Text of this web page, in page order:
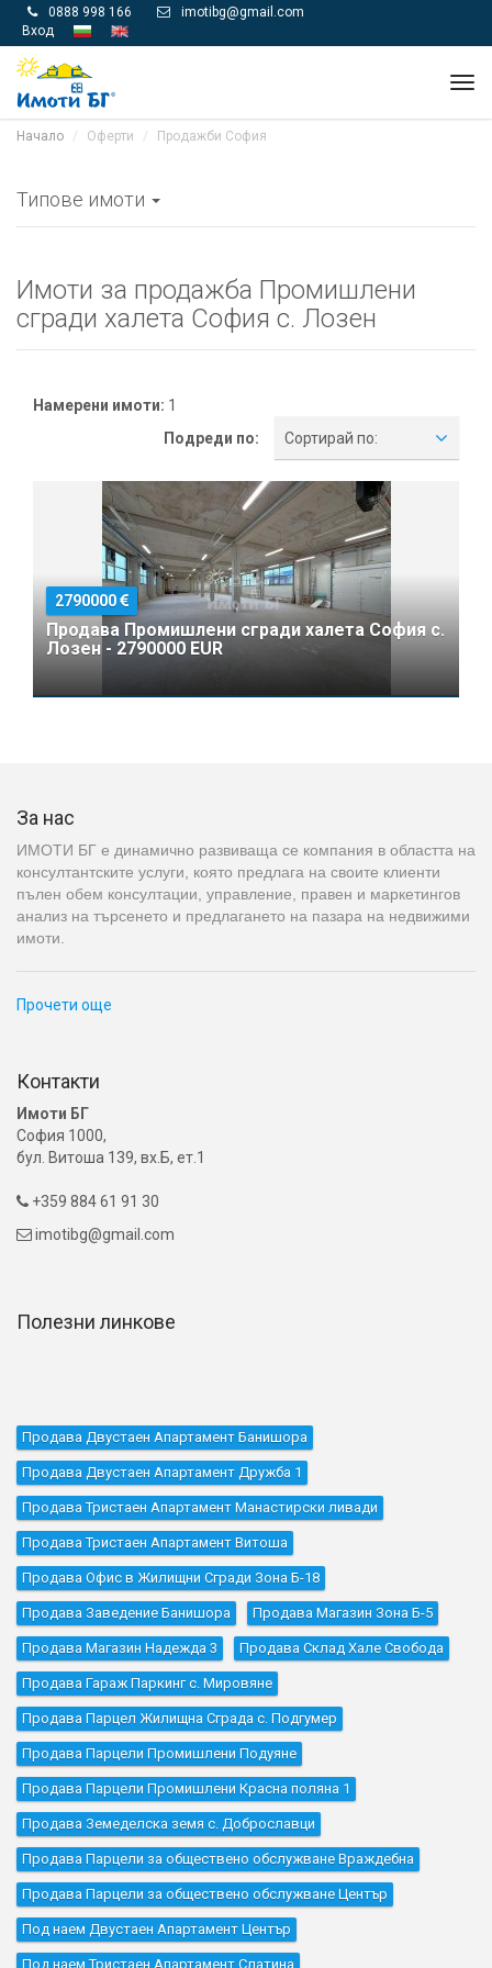
 0888 998 166 
imotibg@gmail.com
Вход
Начало Оферти Продажби София
Типове имоти
Имоти за продажба Промишлени
сгради халета София с. Лозен
Намерени имоти: 1
Подреди по:
Сортирай по:
2790000
Продава Промишлени сгради халета София с.
Лозен - 2790000 EUR
За нас
ИМОТИ БГ е динамично развиваща се компания в областта на
консултантските услуги, която предлага на своите клиенти
пълен обем консултации, управление, правен и маркетингов
анализ на търсенето и предлагането на пазара на недвижими
имоти.
Прочети още
Контакти
Имоти БГ
София 1000,
бул. Витоша 139, вх.Б, ет.1
 +359 884 61 91 30
 imotibg@gmail.com
Полезни линкове
Продава Двустаен Апартамент Банишора
Продава Двустаен Апартамент Дружба 1
Продава Тристаен Апартамент Манастирски ливади
Продава Тристаен Апартамент Витоша
Продава Офис в Жилищни Сгради Зона Б-18
Продава Заведение Банишора Продава Магазин Зона Б-5
Продава Магазин Надежда 3 Продава Склад Хале Свобода
Продава Гараж Паркинг с. Мировяне
Продава Парцел Жилищна Сграда с. Подгумер
Продава Парцели Промишлени Подуяне
Продава Парцели Промишлени Красна поляна 1
Продава Земеделска земя с. Доброславци
Продава Парцели за обществено обслужване Враждебна
Продава Парцели за обществено обслужване Център
Под наем Двустаен Апартамент Център
Под наем Тристаен Апартамент Слатина